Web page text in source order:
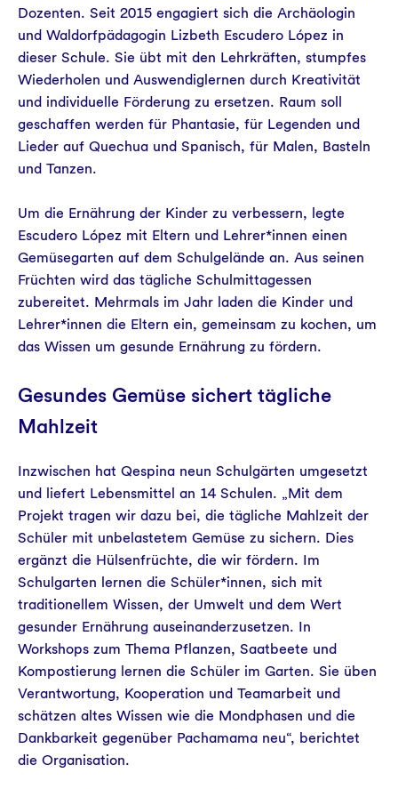
Dozenten. Seit 2015 engagiert sich die Archäologin
und Waldorfpädagogin Lizbeth Escudero López in
dieser Schule. Sie übt mit den Lehrkräften, stumpfes
Wiederholen und Auswendiglernen durch Kreativität
und individuelle Förderung zu ersetzen. Raum soll
geschaffen werden für Phantasie, für Legenden und
Lieder auf Quechua und Spanisch, für Malen, Basteln
und Tanzen.
Um die Ernährung der Kinder zu verbessern, legte
Escudero López mit Eltern und Lehrer*innen einen
Gemüsegarten auf dem Schulgelände an. Aus seinen
Früchten wird das tägliche Schulmittagessen
zubereitet. Mehrmals im Jahr laden die Kinder und
Lehrer*innen die Eltern ein, gemeinsam zu kochen, um
das Wissen um gesunde Ernährung zu fördern.
Gesundes Gemüse sichert tägliche
Mahlzeit
Inzwischen hat Qespina neun Schulgärten umgesetzt
und liefert Lebensmittel an 14 Schulen. „Mit dem
Projekt tragen wir dazu bei, die tägliche Mahlzeit der
Schüler mit unbelastetem Gemüse zu sichern. Dies
ergänzt die Hülsenfrüchte, die wir fördern. Im
Schulgarten lernen die Schüler*innen, sich mit
traditionellem Wissen, der Umwelt und dem Wert
gesunder Ernährung auseinanderzusetzen. In
Workshops zum Thema Pflanzen, Saatbeete und
Kompostierung lernen die Schüler im Garten. Sie üben
Verantwortung, Kooperation und Teamarbeit und
schätzen altes Wissen wie die Mondphasen und die
Dankbarkeit gegenüber Pachamama neu“, berichtet
die Organisation.